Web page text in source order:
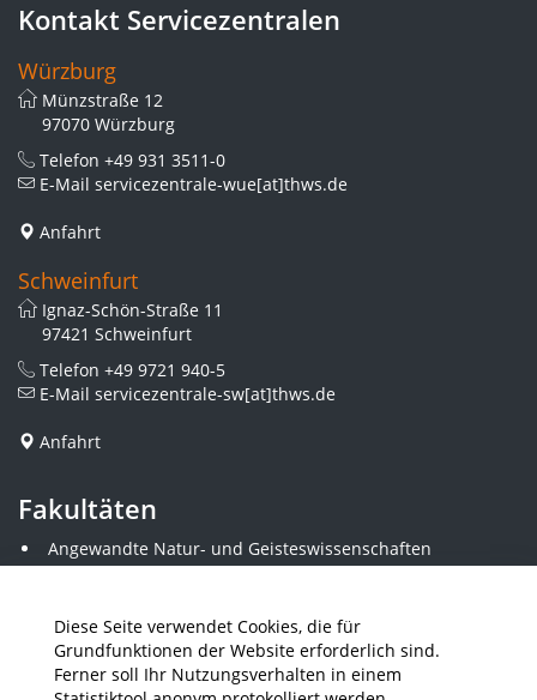
Diese Seite verwendet Cookies, die für
Grundfunktionen der Website erforderlich sind.
Ferner soll Ihr Nutzungsverhalten in einem
Kontakt Servicezentralen
Würzburg
Münzstraße 12
97070 Würzburg
Telefon +49 931 3511-0
E-Mail servicezentrale-wue[at]thws.de
Anfahrt
Schweinfurt
Ignaz-Schön-Straße 11
97421 Schweinfurt
Telefon +49 9721 940-5
E-Mail servicezentrale-sw[at]thws.de
Anfahrt
Fakultäten
Angewandte Natur- und Geisteswissenschaften
Angewandte Sozialwissenschaften
Elektrotechnik
Gestaltung
Informatik und Wirtschaftsinformatik
Kunststofftechnik und Vermessung